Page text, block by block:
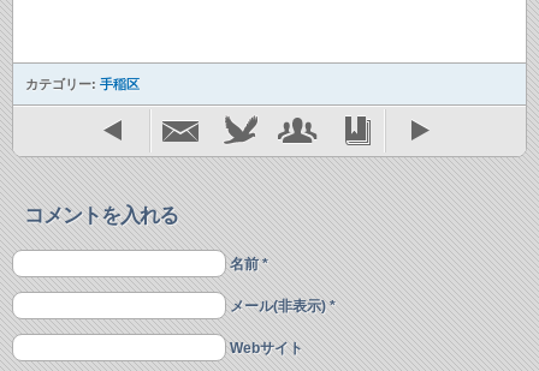
カテゴリー: 手稲区
コメントを入れる
名前 *
メール(非表示) *
Webサイト